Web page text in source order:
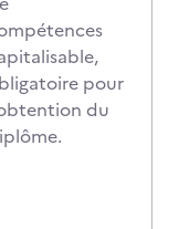
pour
du